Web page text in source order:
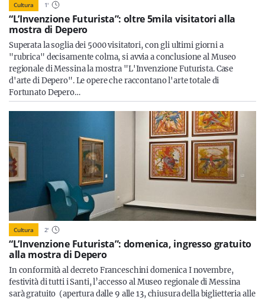
Cultura 1'
“L’Invenzione Futurista”: oltre 5mila visitatori alla
mostra di Depero
Superata la soglia dei 5000 visitatori, con gli ultimi giorni a
"rubrica" decisamente colma, si avvia a conclusione al Museo
regionale di Messina la mostra "L'Invenzione Futurista. Case
d'arte di Depero". Le opere che raccontano l'arte totale di
Fortunato Depero…
Cultura 2'
“L’Invenzione Futurista”: domenica, ingresso gratuito
alla mostra di Depero
In conformità al decreto Franceschini domenica I novembre,
festività di tutti i Santi, l’accesso al Museo regionale di Messina
sarà gratuito (apertura dalle 9 alle 13, chiusura della biglietteria alle